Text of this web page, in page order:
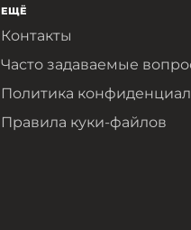
ЕЩЁ
Контакты
Часто задаваемые
Политика
Правила куки-файлов